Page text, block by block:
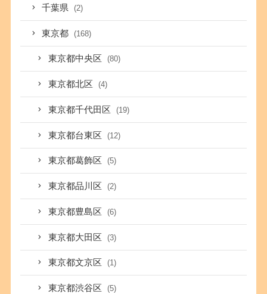
千葉県 (2)
東京都 (168)
東京都中央区 (80)
東京都北区 (4)
東京都千代田区 (19)
東京都台東区 (12)
東京都葛飾区 (5)
東京都品川区 (2)
東京都豊島区 (6)
東京都大田区 (3)
東京都文京区 (1)
東京都渋谷区 (5)